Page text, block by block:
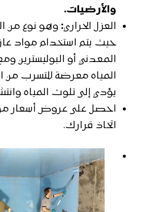
والأرضيات.
العزل الحراري: وهو نوع من
حيث يتم استخدام مواد
المعدني أو البوليسترين
المياه معرضة للتسرب من
يؤدي إلى تلوث المياه
احصل على عروض أسعار
اتخاذ قرارك.